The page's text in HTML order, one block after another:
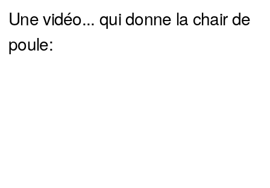
Une vidéo... qui donne la chair de
poule: